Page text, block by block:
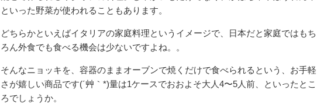
といった野菜が使われることもあります。
どちらかといえばイタリアの家庭料理というイメージで、日本だと家庭ではもち
ろん外食でも食べる機会は少ないですよね。。
そんなニョッキを、容器のままオーブンで焼くだけで食べられるという、お手軽
さが嬉しい商品です(´艸｀*)量は1ケースでおおよそ大人4〜5人前、といったとこ
ろでしょうか。